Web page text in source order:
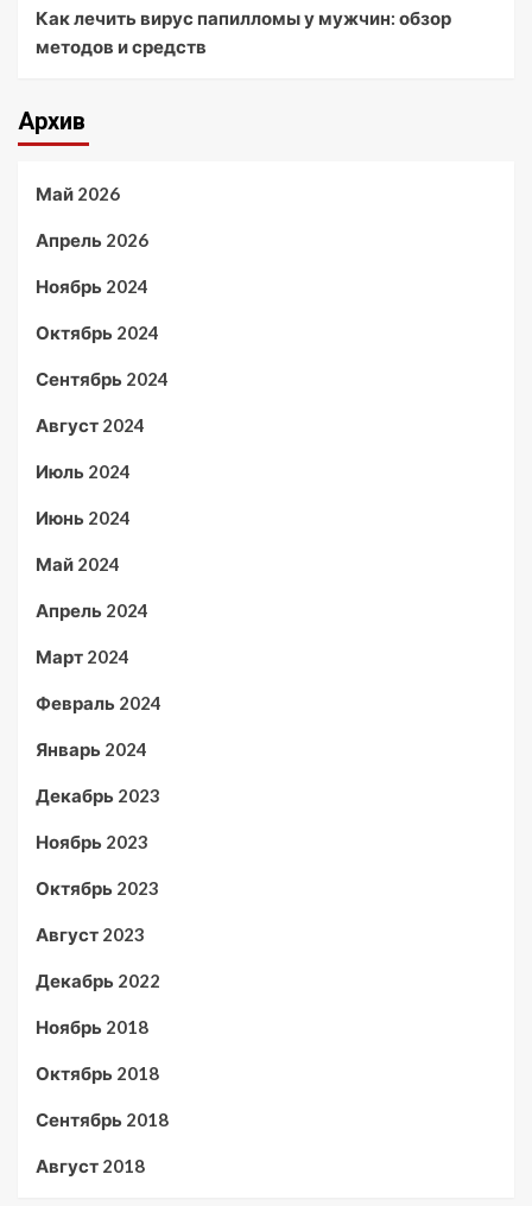
Как лечить вирус папилломы у мужчин: обзор
методов и средств
Архив
Май 2026
Апрель 2026
Ноябрь 2024
Октябрь 2024
Сентябрь 2024
Август 2024
Июль 2024
Июнь 2024
Май 2024
Апрель 2024
Март 2024
Февраль 2024
Январь 2024
Декабрь 2023
Ноябрь 2023
Октябрь 2023
Август 2023
Декабрь 2022
Ноябрь 2018
Октябрь 2018
Сентябрь 2018
Август 2018